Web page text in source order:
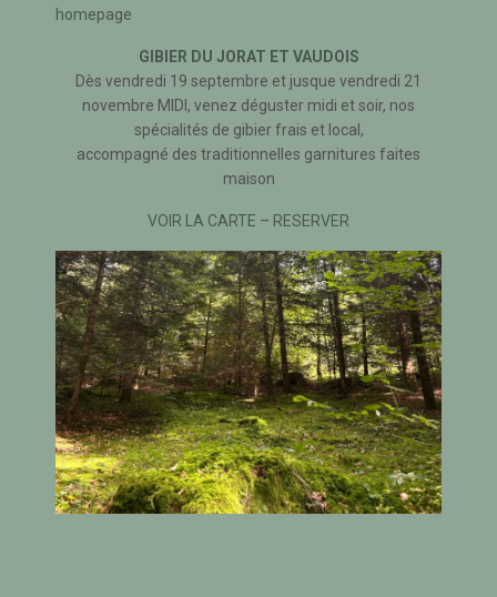
homepage
GIBIER DU JORAT ET VAUDOIS
Dès vendredi 19 septembre et jusque vendredi 21
novembre MIDI, venez déguster midi et soir, nos
spécialités de gibier frais et local,
accompagné des traditionnelles garnitures faites
maison
VOIR LA CARTE – RESERVER